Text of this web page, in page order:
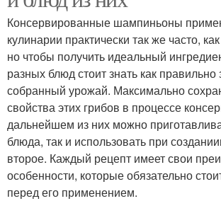
Консервированные шампиньоны
кулинарии практически так же часто,
но чтобы получить идеальный
разных блюд стоит знать как правильно
собранный урожай. Максимально
свойства этих грибов в процессе
дальнейшем из них можно
блюда, так и использовать при
второе. Каждый рецепт имеет свои
особенности, которые обязательно
перед его применением.